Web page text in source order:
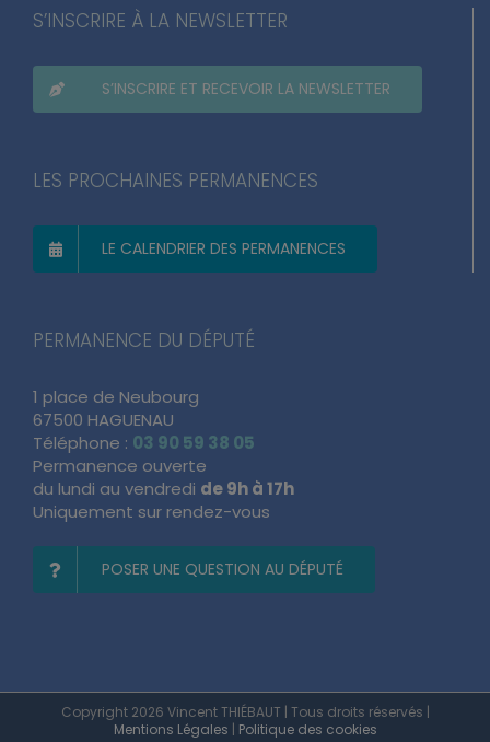
S’INSCRIRE À LA NEWSLETTER
S’INSCRIRE ET RECEVOIR LA NEWSLETTER
LES PROCHAINES PERMANENCES
LE CALENDRIER DES PERMANENCES
PERMANENCE DU DÉPUTÉ
1 place de Neubourg
67500 HAGUENAU
Téléphone : 03 90 59 38 05
Permanence ouverte
du lundi au vendredi de 9h à 17h
Uniquement sur rendez-vous
POSER UNE QUESTION AU DÉPUTÉ
Copyright 2026 Vincent THIÉBAUT | Tous droits réservés |
Mentions Légales | Politique des cookies